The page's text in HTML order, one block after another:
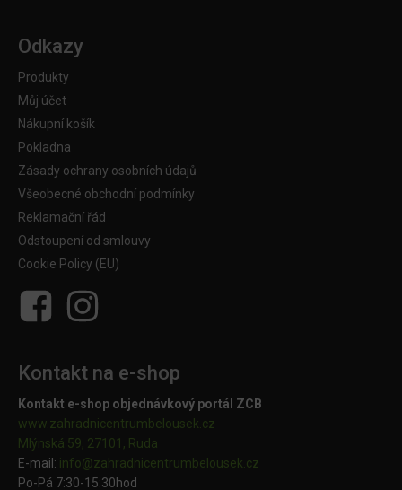
Odkazy
Produkty
Můj účet
Nákupní košík
Pokladna
Zásady ochrany osobních údajů
Všeobecné obchodní podmínky
Reklamační řád
Odstoupení od smlouvy
Cookie Policy (EU)
Kontakt na e-shop
Kontakt e-shop objednávkový portál ZCB
www.zahradnicentrumbelousek.cz
Mlýnská 59, 27101, Ruda
E-mail: info@zahradnicentrumbelousek.cz
Po-Pá 7:30-15:30hod